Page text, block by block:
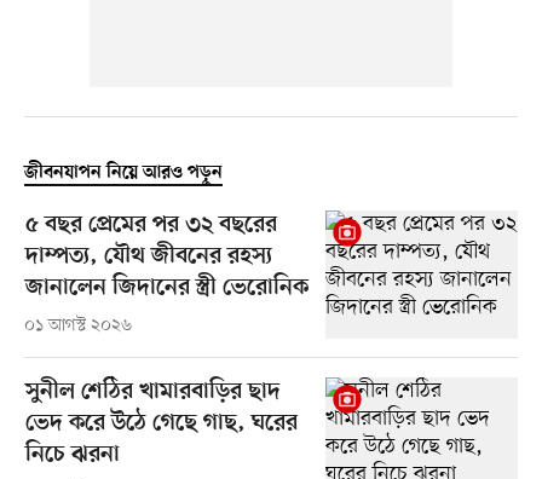
জীবনযাপন নিয়ে আরও পড়ুন
৫ বছর প্রেমের পর ৩২ বছরের
দাম্পত্য, যৌথ জীবনের রহস্য
জানালেন জিদানের স্ত্রী ভেরোনিক
০১ আগস্ট ২০২৬
সুনীল শেঠির খামারবাড়ির ছাদ
ভেদ করে উঠে গেছে গাছ, ঘরের
নিচে ঝরনা